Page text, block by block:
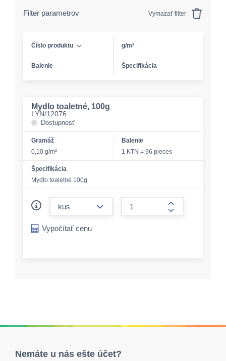
Filter parametrov Vymazať filter
Číslo produktu g/m²
Balenie Špecifikácia
Mydlo toaletné, 100g
LYN/12076
Dostupnosť
Gramáž
0,10 g/m²
Balenie
1 KTN = 96 pieces
Špecifikácia
Mydlo toaletné 100g
form.increase-
Vypočítať cenu
Nemáte u nás ešte účet?